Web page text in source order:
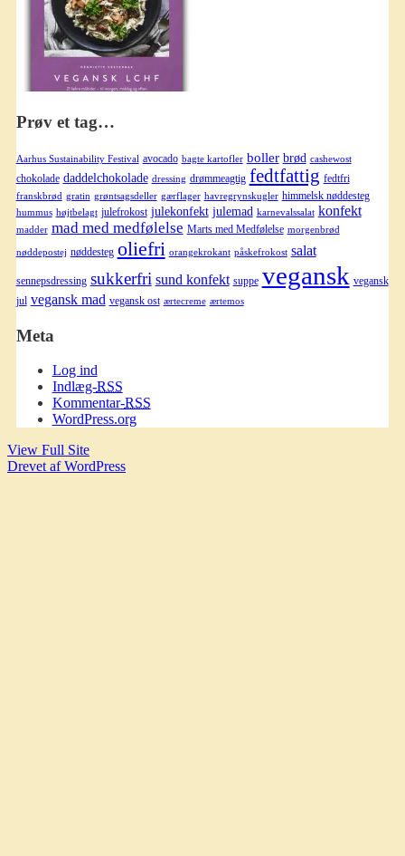
Prøv et tag…
Aarhus Sustainability Festival avocado bagte kartofler boller brød cashewost
chokolade daddelchokolade dressing drømmeagtig fedtfattig fedtfri
franskbrød gratin grøntsagsdeller gærflager havregrynskugler himmelsk nøddesteg
hummus højtbelagt julefrokost julekonfekt julemad karnevalssalat konfekt
madder mad med medfølelse Marts med Medfølelse morgenbrød
nøddepostej nøddesteg oliefri orangekrokant påskefrokost salat
sennepsdressing sukkerfri sund konfekt suppe vegansk vegansk
jul vegansk mad vegansk ost ærtecreme ærtemos
Meta
Log ind
Indlæg-RSS
Kommentar-RSS
WordPress.org
View Full Site
Drevet af WordPress